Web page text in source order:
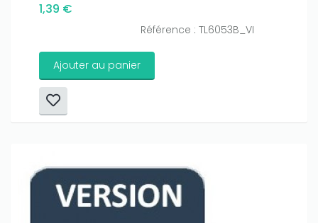
1,39 €
Référence : TL6053B_VI
Ajouter au panier